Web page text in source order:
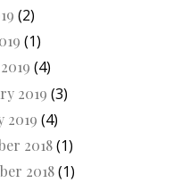
(2)
(1)
(4)
2019 (3)
2019 (4)
2018(1)
2018(1)